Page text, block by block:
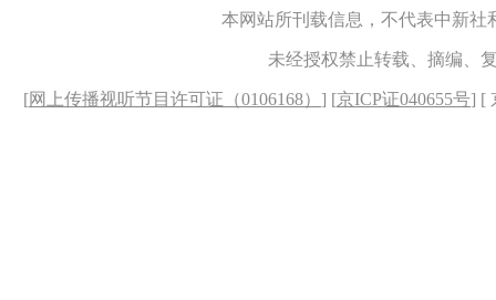
本网站所刊载信息，不代表中新
未经授权禁止转载、摘编、
[网上传播视听节目许可证（0106168） ] [京ICP证040655号] [